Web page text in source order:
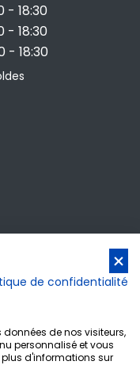
- 18:30
- 18:30
- 18:30
de confidentialité
de nos visiteurs,
personnalisé et vous
plus d'informations sur